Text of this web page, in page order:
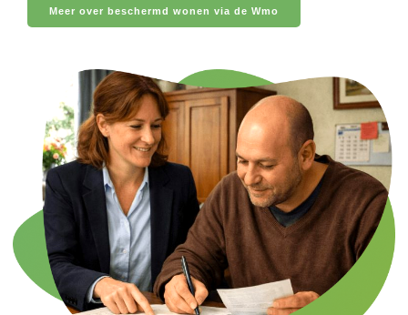
Meer over beschermd wonen via de Wmo